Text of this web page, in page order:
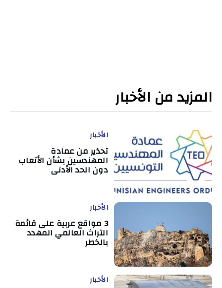
المزيد من الأخبار
الأخبار
تحذير من عمادة
المهندسين بشأن الأتعاب
دون الحد الأدنى
الأخبار
3 مواقع عربية على قائمة
التراث العالمي المهدد
بالخطر
الأخبار